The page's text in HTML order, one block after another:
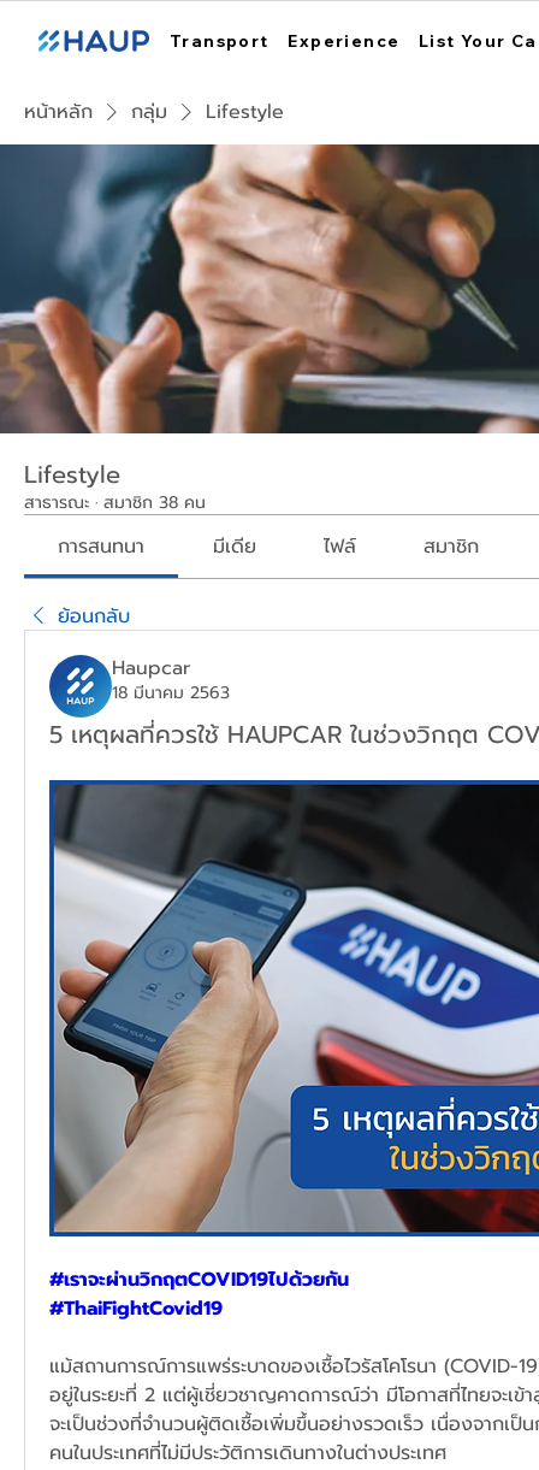
Transport Experience List Your
หน้าหลัก กลุ่ม Lifestyle
Lifestyle
สาธารณะ · สมาชิก 38 คน
การสนทนา มีเดีย ไฟล์ สมาชิก
ย้อนกลับ
Haupcar
18 มีนาคม 2563
5 เหตุผลที่ควรใช้ HAUPCAR ในช่วงวิกฤต
#เราจะผ่านวิกฤตCOVID19ไปด้วยกัน
#ThaiFightCovid19
แม้สถานการณ์การแพร่ระบาดของเชื้อไวรัสโคโรนา (COVID-
อยู่ในระยะที่ 2 แต่ผู้เชี่ยวชาญคาดการณ์ว่า มีโอกาสที่ไทยจะเข้
จะเป็นช่วงที่จำนวนผู้ติดเชื้อเพิ่มขึ้นอย่างรวดเร็ว เนื่องจากเป็น
คนในประเทศที่ไม่มีประวัติการเดินทางในต่างประเทศ